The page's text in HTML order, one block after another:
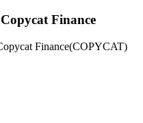
Finance
Finance(COPYCAT)